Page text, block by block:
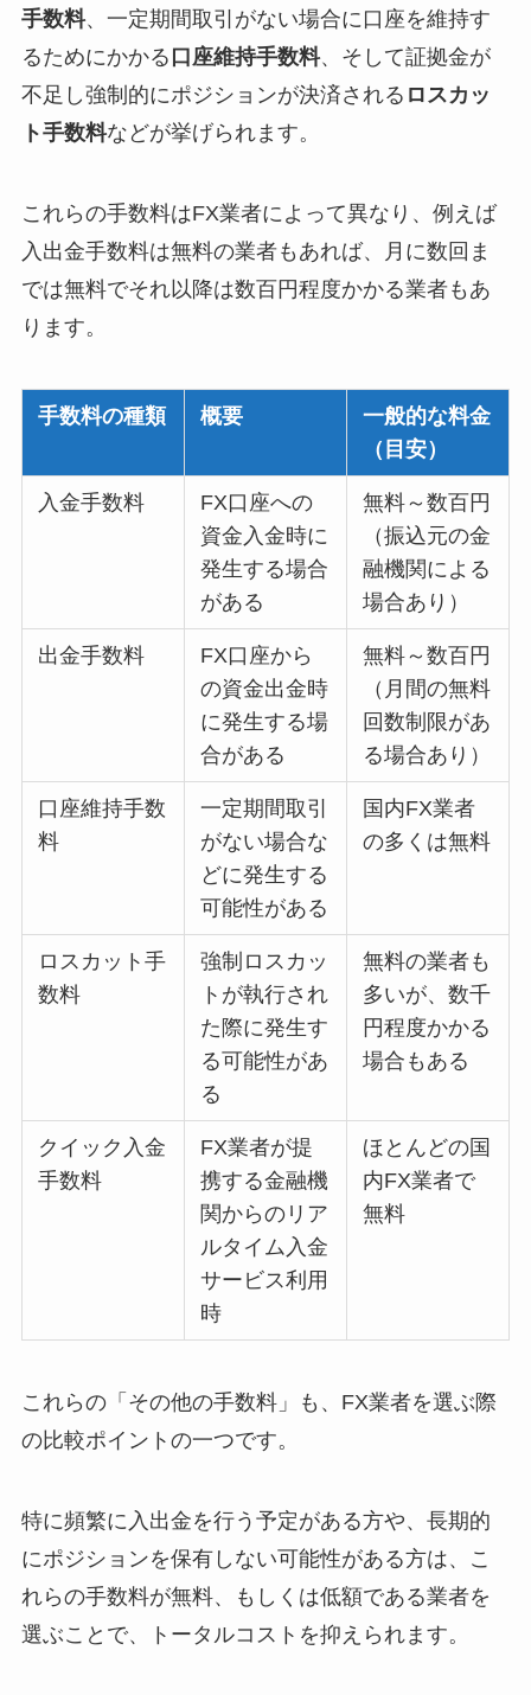
手数料、一定期間取引がない場合に口座を維持す
るためにかかる 口座維持手数料、そして証拠金が
不足し強制的にポジションが決済される ロスカッ
ト手数料などが挙げられます。
これらの手数料はFX業者によって異なり、例えば
入出金手数料は無料の業者もあれば、月に数回ま
では無料でそれ以降は数百円程度かかる業者もあ
ります。
手数料の種類 概要
一般的な料金
（目安）
入金手数料
FX口座への
資金入金時に
発生する場合
がある
無料～数百円
（振込元の金
融機関による
場合あり）
出金手数料
FX口座から
の資金出金時
に発生する場
合がある
無料～数百円
（月間の無料
回数制限があ
る場合あり）
口座維持手数
料
一定期間取引
がない場合な
どに発生する
可能性がある
国内FX業者
の多くは無料
ロスカット手
数料
強制ロスカッ
トが執行され
た際に発生す
る可能性があ
る
無料の業者も
多いが、数千
円程度かかる
場合もある
クイック入金
手数料
FX業者が提
携する金融機
関からのリア
ルタイム入金
サービス利用
時
ほとんどの国
内FX業者で
無料
これらの「その他の手数料」も、FX業者を選ぶ際
の比較ポイントの一つです。
特に頻繁に入出金を行う予定がある方や、長期的
にポジションを保有しない可能性がある方は、こ
れらの手数料が無料、もしくは低額である業者を
選ぶことで、トータルコストを抑えられます。